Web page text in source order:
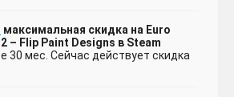
максимальная скидка на Euro
– Flip Paint Designs в Steam
30 мес. Сейчас действует скидка